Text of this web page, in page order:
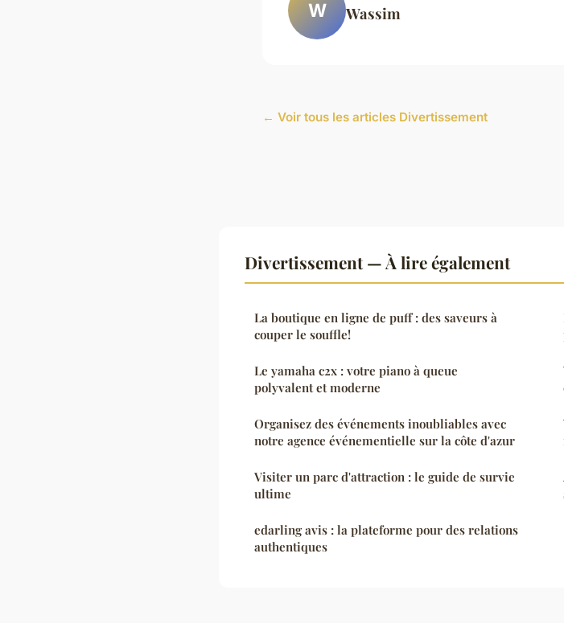
W Wassim
← Voir tous les articles Divertissement
Divertissement — À lire également
La boutique en ligne de puff : des saveurs à
couper le souffle!
Le yamaha c2x : votre piano à queue
polyvalent et moderne
Organisez des événements inoubliables avec
notre agence événementielle sur la côte d'azur
Visiter un parc d'attraction : le guide de survie
ultime
edarling avis : la plateforme pour des relations
authentiques